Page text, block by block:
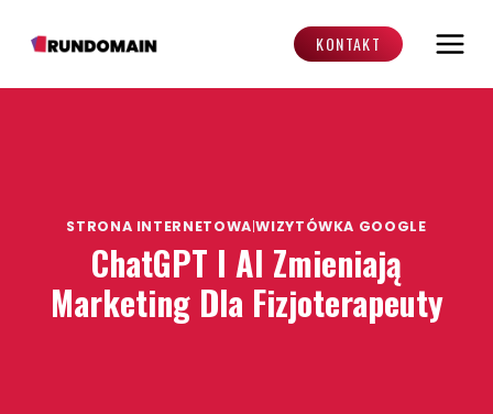
KONTAKT
STRONA INTERNETOWA|WIZYTÓWKA GOOGLE
ChatGPT I AI Zmieniają
Marketing Dla Fizjoterapeuty